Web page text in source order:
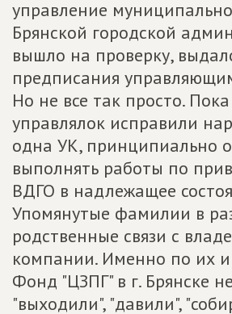
управление
Брянской городской
вышло на проверку,
предписания
Но не все так просто.
управлялок исправили
одна УК, принципиально
выполнять работы по
ВДГО в надлежащее
Упомянутые фамилии в
родственные связи с
компании. Именно по их
Фонд "ЦЗПГ" в г. Брянске
"выходили", "давили",